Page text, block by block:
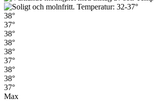
38°
37°
38°
38°
38°
37°
38°
38°
37°
Max